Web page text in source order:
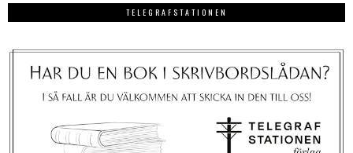
TELEGRAFSTATIONEN